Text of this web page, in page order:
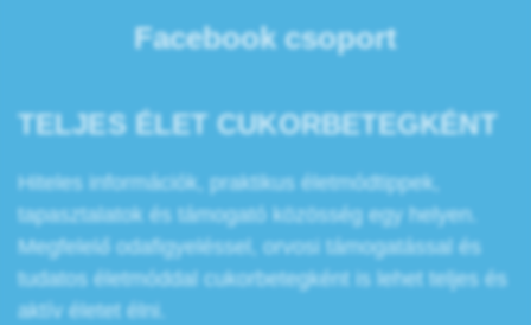
Facebook csoport
TELJES ÉLET CUKORBETEGKÉNT
Hiteles információk, praktikus életmódtippek,
tapasztalatok és támogató közösség egy helyen.
Megfelelő odafigyeléssel, orvosi támogatással és
tudatos életmóddal cukorbetegként is lehet teljes és
aktív életet élni.